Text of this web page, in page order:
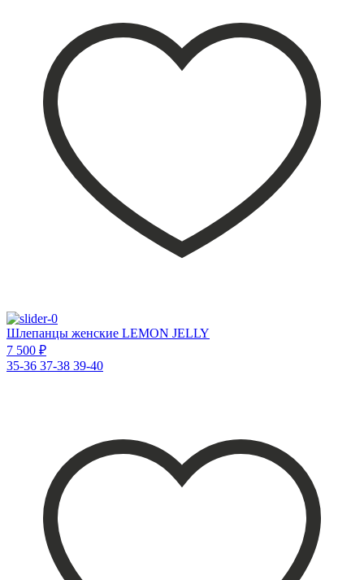
Шлепанцы женские LEMON JELLY
7 500 ₽
35-36 37-38 39-40